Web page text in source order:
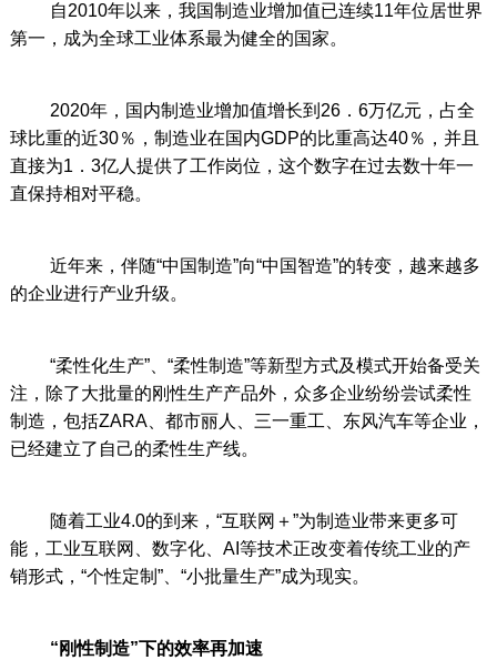
自2010年以来，我国制造业增加值已连续11年位居世界
第一，成为全球工业体系最为健全的国家。
2020年，国内制造业增加值增长到26．6万亿元，占全
球比重的近30％，制造业在国内GDP的比重高达40％，并且
直接为1．3亿人提供了工作岗位，这个数字在过去数十年一
直保持相对平稳。
近年来，伴随“中国制造”向“中国智造”的转变，越来越多
的企业进行产业升级。
“柔性化生产”、“柔性制造”等新型方式及模式开始备受关
注，除了大批量的刚性生产产品外，众多企业纷纷尝试柔性
制造，包括ZARA、都市丽人、三一重工、东风汽车等企业，
已经建立了自己的柔性生产线。
随着工业4.0的到来，“互联网＋”为制造业带来更多可
能，工业互联网、数字化、AI等技术正改变着传统工业的产
销形式，“个性定制”、“小批量生产”成为现实。
“刚性制造”下的效率再加速